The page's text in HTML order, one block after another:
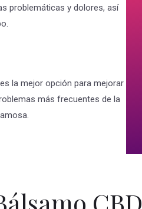
problemáticas y dolores, así
la mejor opción para mejorar
más frecuentes de la